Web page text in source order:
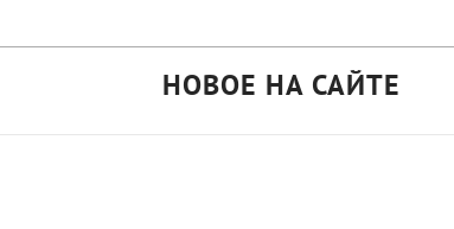
НОВОЕ НА САЙТЕ